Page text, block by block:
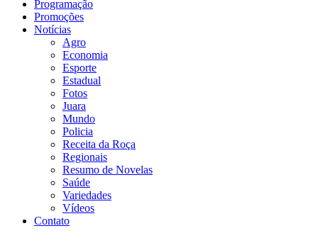
Programação
Promoções
Notícias
Agro
Economia
Esporte
Estadual
Fotos
Juara
Mundo
Policia
Receita da Roça
Regionais
Resumo de Novelas
Saúde
Variedades
Vídeos
Contato